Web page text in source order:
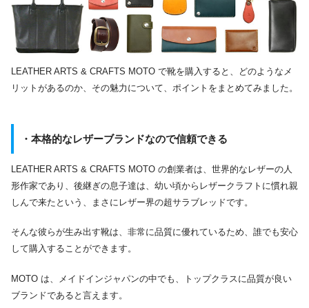
LEATHER ARTS & CRAFTS MOTO で靴を購入すると、どのようなメ
リットがあるのか、その魅力について、ポイントをまとめてみました。
・本格的なレザーブランドなので信頼できる
LEATHER ARTS & CRAFTS MOTO の創業者は、世界的なレザーの人
形作家であり、後継ぎの息子達は、幼い頃からレザークラフトに慣れ親
しんで来たという、まさにレザー界の超サラブレッドです。
そんな彼らが生み出す靴は、非常に品質に優れているため、誰でも安心
して購入することができます。
MOTO は、メイドインジャパンの中でも、トップクラスに品質が良い
ブランドであると言えます。